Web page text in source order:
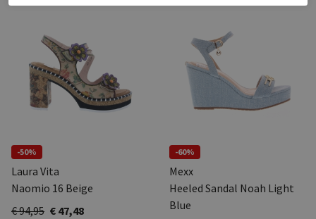
-50%
Laura Vita
Naomio 16 Beige
€ 94,95 € 47,48
-60%
Mexx
Heeled Sandal Noah Light
Blue